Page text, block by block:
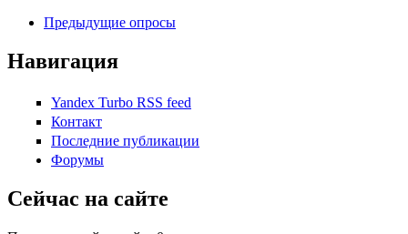
Предыдущие опросы
Навигация
Yandex Turbo RSS feed
Контакт
Последние публикации
Форумы
Сейчас на сайте